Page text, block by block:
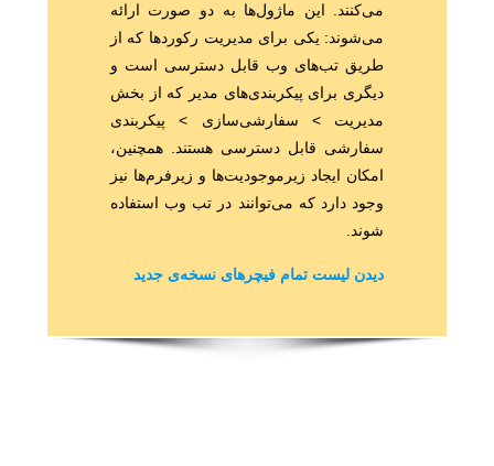
می‌کنند. این ماژول‌ها به دو صورت ارائه
می‌شوند: یکی برای مدیریت رکوردها که از
طریق تب‌های وب قابل دسترسی است و
دیگری برای پیکربندی‌های مدیر که از بخش
مدیریت > سفارشی‌سازی > پیکربندی
سفارشی قابل دسترسی هستند. همچنین،
امکان ایجاد زیرموجودیت‌ها و زیرفرم‌ها نیز
وجود دارد که می‌توانند در تب وب استفاده
شوند.
دیدن لیست تمام فیچرهای نسخه‌ی جدید